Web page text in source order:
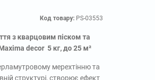
Код товару: PS-03553
з кварцовим піском та
decor 5 кг, до 25 м²
мерехтінню та
структурі, створює ефект